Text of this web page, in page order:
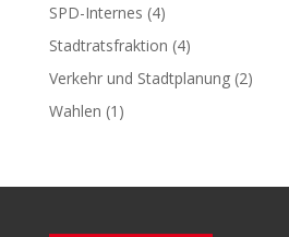
SPD-Internes (4)
Stadtratsfraktion (4)
Verkehr und Stadtplanung(2)
Wahlen (1)